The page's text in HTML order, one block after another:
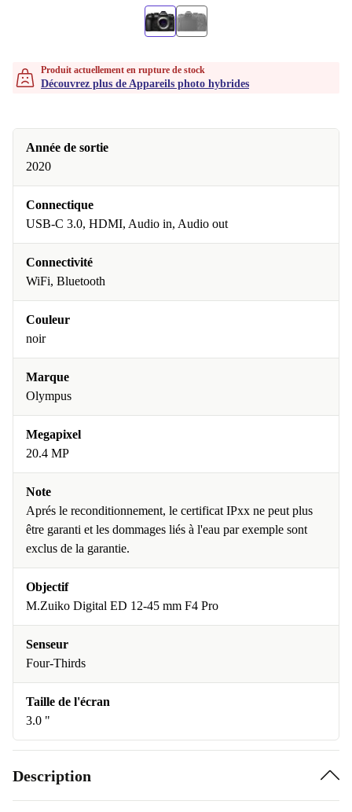
Produit actuellement en rupture de stock
Découvrez plus de Appareils photo hybrides
Année de sortie
2020
Connectique
USB-C 3.0, HDMI, Audio in, Audio out
Connectivité
WiFi, Bluetooth
Couleur
noir
Marque
Olympus
Megapixel
20.4 MP
Note
Aprés le reconditionnement, le certificat IPxx ne peut plus
être garanti et les dommages liés à l'eau par exemple sont
exclus de la garantie.
Objectif
M.Zuiko Digital ED 12-45 mm F4 Pro
Senseur
Four-Thirds
Taille de l'écran
3.0 "
Description